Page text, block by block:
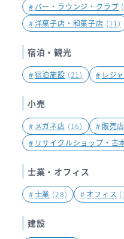
# バー・ラウンジ・クラブ
#洋菓子店・和菓子店 (11)
宿泊・観光
#宿泊施設 (21) # レジ
小売
# メガネ店 (16) # 販売
# リサイクルショップ・古
士業・オフィス
#士業 (28) # オフィス
建設